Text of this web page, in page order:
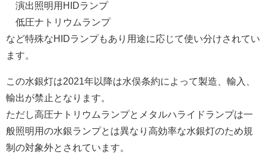
演出照明用HIDランプ
低圧ナトリウムランプ
など特殊なHIDランプもあり用途に応じて使い分けされてい
ます。
この水銀灯は2021年以降は水俣条約によって製造、輸入、
輸出が禁止となります。
ただし高圧ナトリウムランプとメタルハライドランプは一
般照明用の水銀ランプとは異なり高効率な水銀灯のため規
制の対象外とされています。